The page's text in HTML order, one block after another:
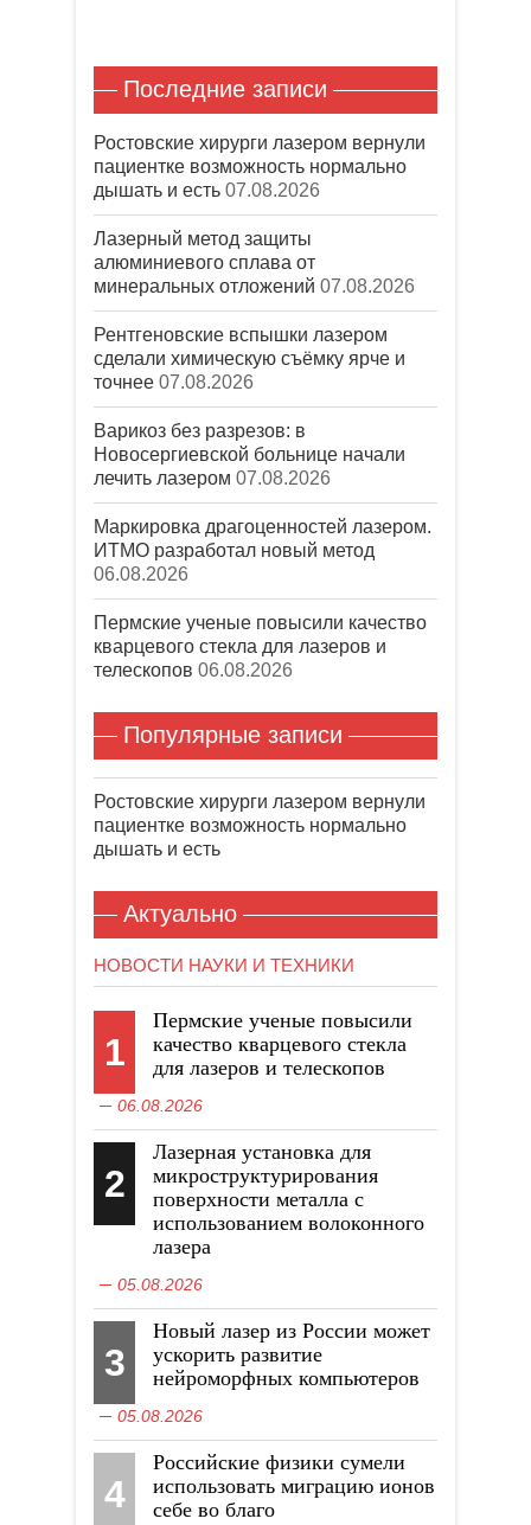
о
в
о
о
к
н
е
о
к
н
е
в
о
м
н
е
)
Последние записи
Ростовские хирурги лазером вернули
пациентке возможность нормально
дышать и есть 07.08.2026
Лазерный метод защиты
алюминиевого сплава от
минеральных отложений 07.08.2026
Рентгеновские вспышки лазером
сделали химическую съёмку ярче и
точнее 07.08.2026
Варикоз без разрезов: в
Новосергиевской больнице начали
лечить лазером 07.08.2026
Маркировка драгоценностей лазером.
ИТМО разработал новый метод
06.08.2026
Пермские ученые повысили качество
кварцевого стекла для лазеров и
телескопов 06.08.2026
Популярные записи
Ростовские хирурги лазером вернули
пациентке возможность нормально
дышать и есть
Актуально
НОВОСТИ НАУКИ И ТЕХНИКИ
1
Пермские ученые повысили
качество кварцевого стекла
для лазеров и телескопов
06.08.2026
2
Лазерная установка для
микроструктурирования
поверхности металла с
использованием волоконного
лазера
05.08.2026
3
Новый лазер из России может
ускорить развитие
нейроморфных компьютеров
05.08.2026
4
Российские физики сумели
использовать миграцию ионов
себе во благо